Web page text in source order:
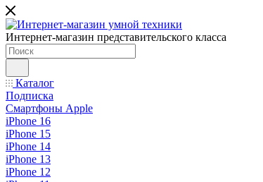
Интернет-магазин представительского класса
Каталог
Подписка
Смартфоны Apple
iPhone 16
iPhone 15
iPhone 14
iPhone 13
iPhone 12